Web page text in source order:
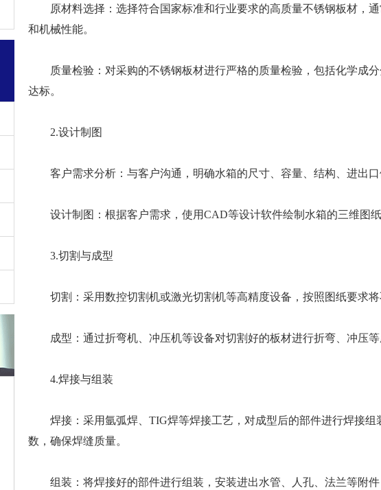
原材料选择：选择符合国家标准和行业要求的高质量不锈钢板材，通
和机械性能。
质量检验：对采购的不锈钢板材进行严格的质量检验，包括化学成分
达标。
2.设计制图
客户需求分析：与客户沟通，明确水箱的尺寸、容量、结构、进出口
设计制图：根据客户需求，使用CAD等设计软件绘制水箱的三维图纸
3.切割与成型
切割：采用数控切割机或激光切割机等高精度设备，按照图纸要求将
成型：通过折弯机、冲压机等设备对切割好的板材进行折弯、冲压等
4.焊接与组装
焊接：采用氩弧焊、TIG焊等焊接工艺，对成型后的部件进行焊接组
数，确保焊缝质量。
组装：将焊接好的部件进行组装，安装进出水管、人孔、法兰等附件